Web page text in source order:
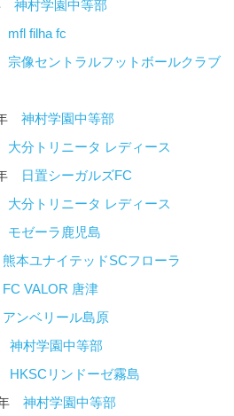
神村学園中等部
mfl filha fc
宗像セントラルフットボールクラブ
神村学園中等部
大分トリニータ レディース
日置シーガルズFC
大分トリニータ レディース
モゼーラ鹿児島
熊本ユナイテッドSCフローラ
FC VALOR 唐津
アンベリール島原
神村学園中等部
HKSCリンドーゼ霧島
神村学園中等部